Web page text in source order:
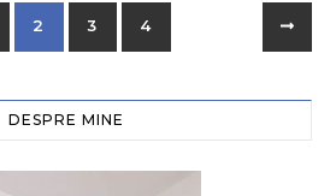
2 3 4
DESPRE MINE